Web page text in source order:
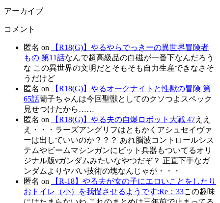
アーカイブ
コメント
匿名 on
【R18(G)】やるやらでっきーの異世界冒険者
もの 第11話なんで超高級品の白磁が一番下なんだろう
な この異世界の文明だとそもそも自力生産できなさそ
うだけど
匿名 on
【R18(G)】やるオークナイトと性獣の冒険 第
65話蘭子ちゃんは今回聖獣としてのクソつよスペック
見せつけたから……
匿名 on 【R18(G)】やる夫の自爆ロボット大戦 47ええ
え・・・ラーズアングリフはともかくアシュセイヴァ
ーは出していいのか？？？ あれ脳波コントロールシス
テムやビームマシンガンにビット兵器もついてるオリ
ジナル版νガンダムみたいなやつだぞ？ 正直下手なガ
ンダムよりヤバい技術の塊なんじゃが・・・
匿名 on
【R-18】やる夫が女の子にエロいことをしたり
おトイレ（小）を我慢させるようです:Re：33この趣味